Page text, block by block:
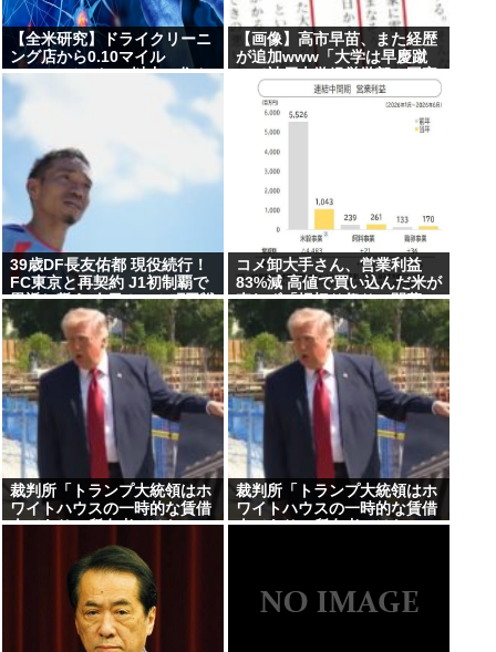
【全米研究】ドライクリーニ
ング店から0.10マイル
(160.93メートル)以内に住ん
た場所に住んでいる人に比べ
て、歩行障害を伴うパーキン
ソン病になる確率が23%高い
【画像】高市早苗、また経歴
が追加www「大学は早慶蹴
って神戸大学経営学部！国家
公務員上級職合格を蹴って松
下政経塾入った！」
39歳DF長友佑都 現役続行！
FC東京と再契約 J1初制覇で
恩返し誓う 今日ホーム町田戦
で正式表明
コメ卸大手さん、営業利益
83%減 高値で買い込んだ米が
売れず「損切り祭り」開幕へ
裁判所「トランプ大統領はホ
ワイトハウスの一時的な賃借
人であり、所有者ではな
い」、宴会場建設の工事差し
裁判所「トランプ大統領はホ
ワイトハウスの一時的な賃借
人であり、所有者ではな